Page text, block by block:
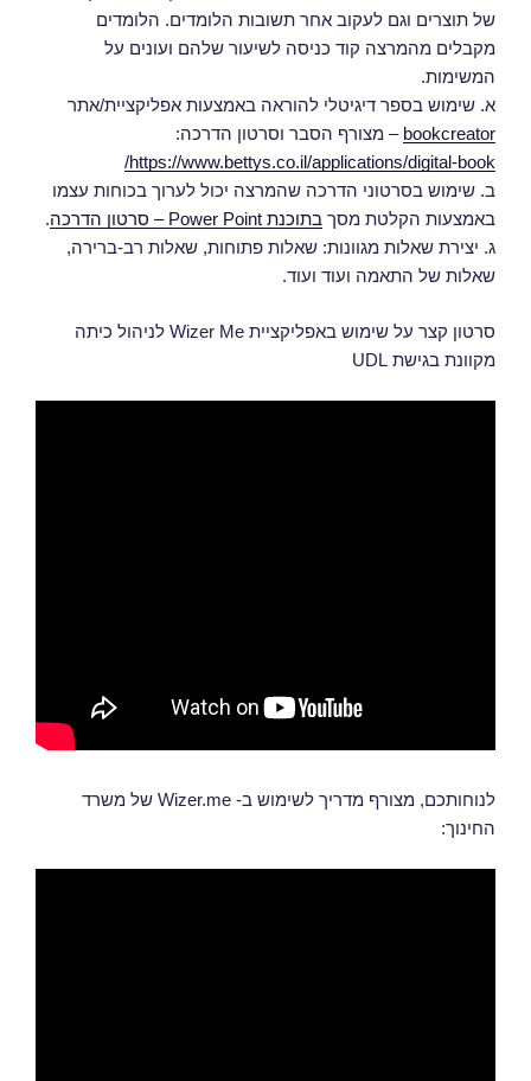
של תוצרים וגם לעקוב אחר תשובות הלומדים. הלומדים
מקבלים מהמרצה קוד כניסה לשיעור שלהם ועונים על
המשימות.
א. שימוש בספר דיגיטלי להוראה באמצעות אפליקציית/אתר
bookcreator – מצורף הסבר וסרטון הדרכה:
https://www.bettys.co.il/applications/digital-book/
ב. שימוש בסרטוני הדרכה שהמרצה יכול לערוך בכוחות עצמו
באמצעות הקלטת מסך בתוכנת Power Point – סרטון הדרכה
.
ג. יצירת שאלות מגוונות: שאלות פתוחות, שאלות רב-ברירה,
שאלות של התאמה ועוד ועוד.
סרטון קצר על שימוש באפליקציית Wizer Me לניהול כיתה
מקוונת בגישת UDL
לנוחותכם, מצורף מדריך לשימוש ב- Wizer.me של משרד
החינוך: